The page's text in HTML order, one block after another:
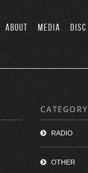
ABOUT MEDIA DISC
CATEGORY
RADIO
OTHER